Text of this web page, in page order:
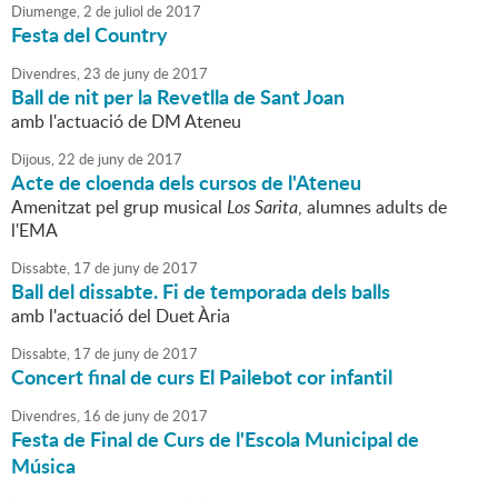
Diumenge,2 de juliol de2017
Festa del Country
Divendres,23 de junyde2017
Ball de nit per la Revetlla de Sant Joan
amb l'actuació de DM Ateneu
Dijous,22 de junyde2017
Acte de cloenda dels cursos de l'Ateneu
Amenitzat pel grup musical Los Sarita, alumnes adults de
l'EMA
Dissabte, 17 de junyde2017
Ball del dissabte. Fi de temporada dels balls
amb l'actuació del Duet Ària
Dissabte, 17 de junyde2017
Concert final de curs El Pailebot cor infantil
Divendres, 16 de junyde2017
Festa de Final de Curs de l'Escola Municipal de
Música